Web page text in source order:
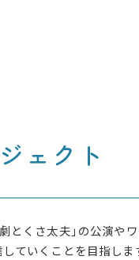
ェクト
くさ太夫」の公演や
ていくことを目指しま